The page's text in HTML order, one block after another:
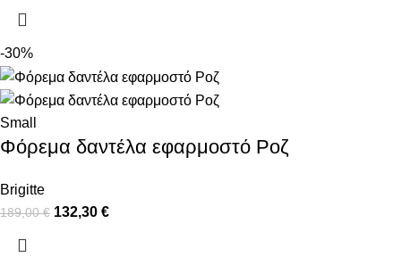
-30%
Small
Φόρεμα δαντέλα εφαρμοστό Ροζ
Brigitte
189,00€ 132,30 €